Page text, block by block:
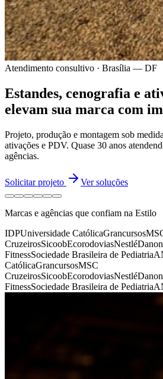
Atendimento consultivo · Brasília — DF
Estandes, cenografia e
elevam sua marca com
Projeto, produção e montagem sob
ativações e PDV. Quase 30 anos
agências.
Solicitar projeto Ver soluções
Marcas e agências que confiam na Estilo
IDPUniversidade CatólicaGrancursos
CruzeirosSicoobEcorodoviasNestlé
FitnessSociedade Brasileira de Pediatria
CatólicaGrancursosMSC
CruzeirosSicoobEcorodoviasNestlé
FitnessSociedade Brasileira de Pediatria